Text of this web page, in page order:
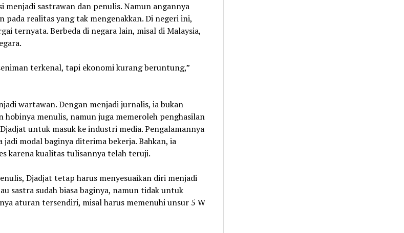
menjadi sastrawan dan penulis. Namun angannya
pada realitas yang tak mengenakkan. Di negeri ini,
ternyata. Berbeda di negara lain, misal di Malaysia,
terkenal, tapi ekonomi kurang beruntung,”
wartawan. Dengan menjadi jurnalis, ia bukan
hobinya menulis, namun juga memeroleh penghasilan
untuk masuk ke industri media. Pengalamannya
jadi modal baginya diterima bekerja. Bahkan, ia
karena kualitas tulisannya telah teruji.
Djadjat tetap harus menyesuaikan diri menjadi
sastra sudah biasa baginya, namun tidak untuk
aturan tersendiri, misal harus memenuhi unsur 5 W